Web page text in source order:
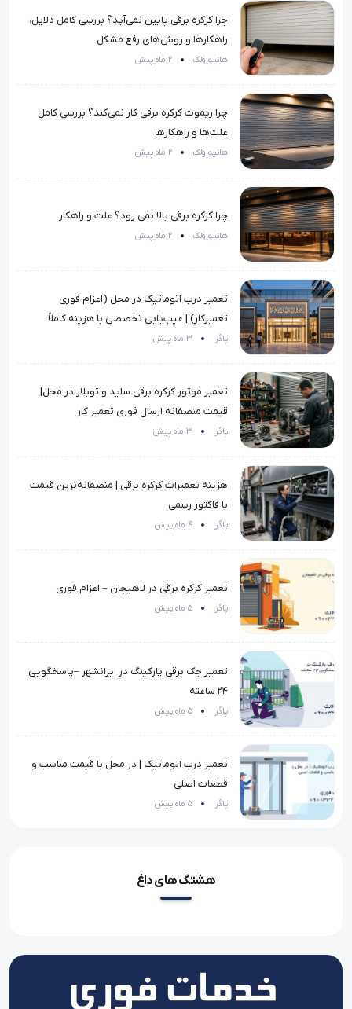
چرا کرکره برقی پایین نمی‌آید؟ بررسی کامل دلایل،
راهکارها و روش‌های رفع مشکل
هانیه ولک 2 ماه پیش
چرا ریموت کرکره برقی کار نمی‌کند؟ بررسی کامل
علت‌ها و راهکارها
هانیه ولک 2 ماه پیش
چرا کرکره برقی بالا نمی رود؟ علت و راهکار
هانیه ولک 2 ماه پیش
تعمیر درب اتوماتیک در محل (اعزام فوری
تعمیرکار) | عیب‌یابی تخصصی با هزینه کاملاً
منصفانه
پادُرا 3 ماه پیش
تعمیر موتور کرکره برقی ساید و توبلار در محل|
قیمت منصفانه ارسال فوری تعمیر کار
پادُرا 3 ماه پیش
هزینه تعمیرات کرکره برقی | منصفانه‌ترین قیمت
با فاکتور رسمی
پادُرا 4 ماه پیش
تعمیر کرکره برقی در لاهیجان – اعزام فوری
پادُرا 5 ماه پیش
تعمیر جک برقی پارکینگ در ایرانشهر –پاسخگویی
۲۴ ساعته
پادُرا 5 ماه پیش
تعمیر درب اتوماتیک | در محل با قیمت مناسب و
قطعات اصلی
پادُرا 5 ماه پیش
هشتگ های داغ